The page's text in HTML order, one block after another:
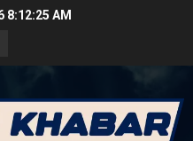
8:12:27 AM